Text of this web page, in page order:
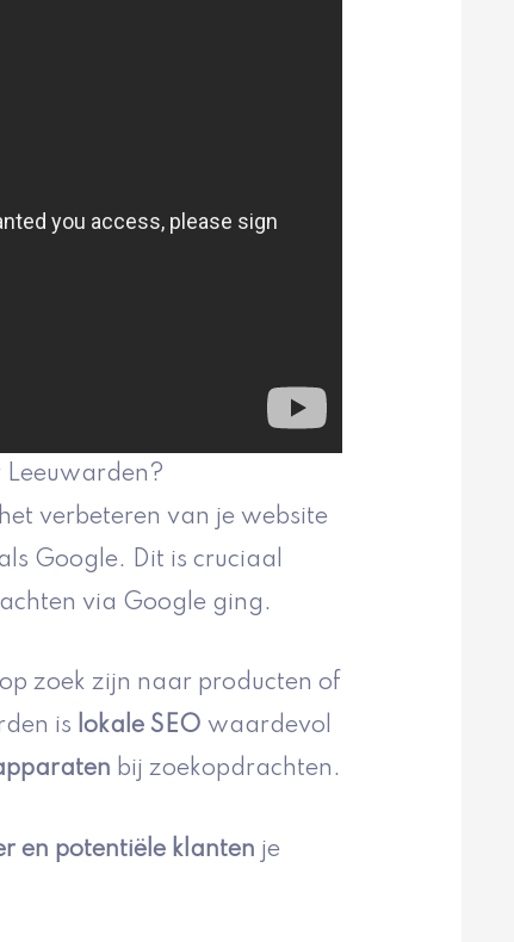
Leeuwarden?
verbeteren van je website
Google. Dit is cruciaal
via Google ging.
zoek zijn naar producten of
is lokale SEO waardevol
bij zoekopdrachten.
en potentiële klanten je